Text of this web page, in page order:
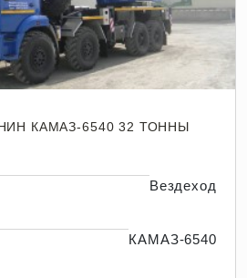
КАМАЗ-6540 32 ТОННЫ
Вездеход
КАМАЗ-6540